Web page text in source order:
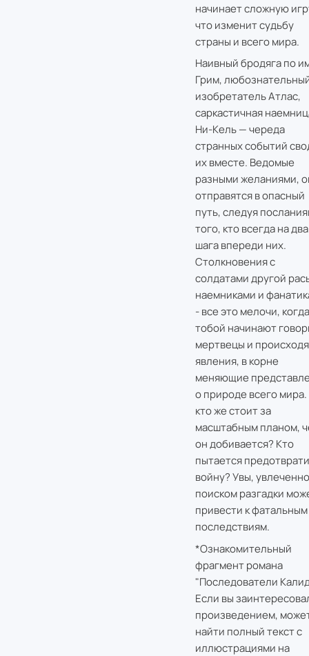
начинает сложную
что изменит судьбу
страны и всего мира.
Наивный бродяга по
Грим,
изобретатель Атлас,
саркастичная
Ни-Кель — череда
странных событий
их вместе. Ведомые
разными желаниями,
отправятся в опасный
путь, следуя
того, кто всегда на два
шага впереди них.
Столкновения с
солдатами другой
наемниками и
- все это мелочи,
тобой начинают
мертвецы и
явления, в корне
меняющие
о природе всего
кто же стоит за
масштабным планом,
он добивается? Кто
пытается
войну? Увы,
поиском разгадки
привести к фатальным
последствиям.
*Ознакомительный
фрагмент романа
"Последователи
Если вы
произведением,
найти полный текст с
иллюстрациями на